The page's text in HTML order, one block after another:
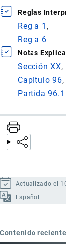
Reglas
Regla 1
Regla 6
Notas
Sección XX
Capítulo 96
Partida
Actualizado el
Español
Contenido reciente